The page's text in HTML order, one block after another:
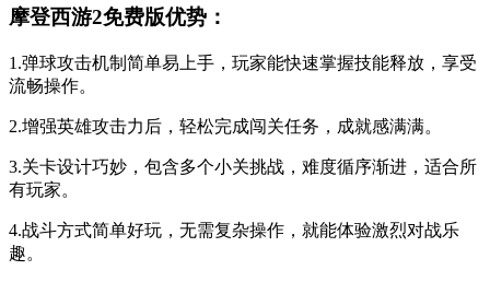
摩登西游2免费版优势：
1.弹球攻击机制简单易上手，玩家能快速掌握技能释放，享受
流畅操作。
2.增强英雄攻击力后，轻松完成闯关任务，成就感满满。
3.关卡设计巧妙，包含多个小关挑战，难度循序渐进，适合所
有玩家。
4.战斗方式简单好玩，无需复杂操作，就能体验激烈对战乐
趣。